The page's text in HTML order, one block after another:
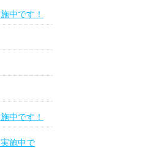
中です！
中です！
施中で